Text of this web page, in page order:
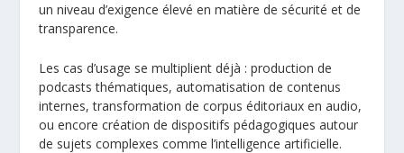
un niveau d’exigence élevé en matière de sécurité et de
transparence.
Les cas d’usage se multiplient déjà : production de
podcasts thématiques, automatisation de contenus
internes, transformation de corpus éditoriaux en audio,
ou encore création de dispositifs pédagogiques autour
de sujets complexes comme l’intelligence artificielle.